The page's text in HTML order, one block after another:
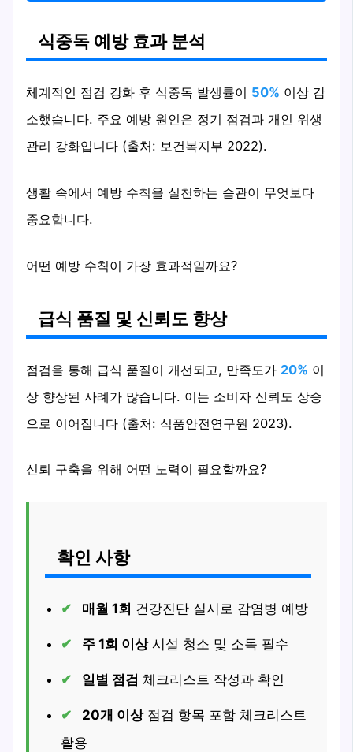
식중독 예방 효과 분석
체계적인 점검 강화 후 식중독 발생률이 50% 이상 감
소했습니다. 주요 예방 원인은 정기 점검과 개인 위생
관리 강화입니다 (출처: 보건복지부 2022).
생활 속에서 예방 수칙을 실천하는 습관이 무엇보다
중요합니다.
어떤 예방 수칙이 가장 효과적일까요?
급식 품질 및 신뢰도 향상
점검을 통해 급식 품질이 개선되고, 만족도가 20% 이
상 향상된 사례가 많습니다. 이는 소비자 신뢰도 상승
으로 이어집니다 (출처: 식품안전연구원 2023).
신뢰 구축을 위해 어떤 노력이 필요할까요?
확인 사항
매월 1회 건강진단 실시로 감염병 예방
주 1회 이상시설 청소 및 소독 필수
일별 점검 체크리스트 작성과 확인
20개 이상점검 항목 포함 체크리스트
활용